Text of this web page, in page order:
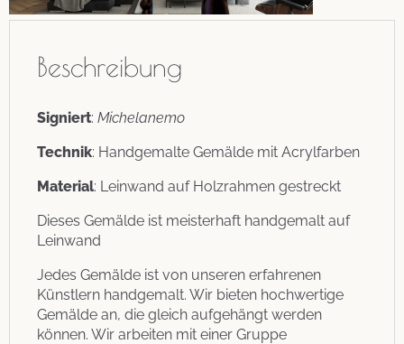
Beschreibung
Signiert: Michelanemo
Technik: Handgemalte Gemälde mit Acrylfarben
Material: Leinwand auf Holzrahmen gestreckt
Dieses Gemälde ist meisterhaft handgemalt auf
Leinwand
Jedes Gemälde ist von unseren erfahrenen
Künstlern handgemalt. Wir bieten hochwertige
Gemälde an, die gleich aufgehängt werden
können. Wir arbeiten mit einer Gruppe